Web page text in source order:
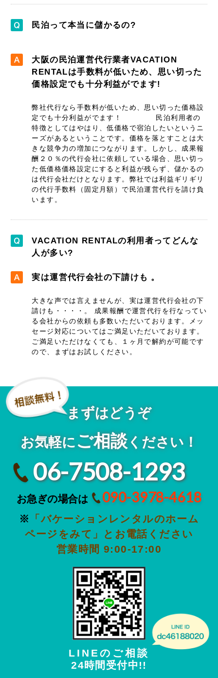
民泊って本当に儲かるの?
大阪の民泊運営代行業者VACATION
RENTALは手数料が低いため、思い切った
価格設定でも十分利益がでます!
弊社代行なら手数料が低いため、思い切った価格設
定でも十分利益がでます！ 民泊利用者の
特徴としてはやはり、低価格で宿泊したいというニ
ーズがあるということです。価格を落とすことは大
きな競争力の増加につながります。しかし、成果報
酬２０％の代行会社に依頼している場合、思い切っ
た低価格価格設定にすると利益が残らず、儲かるの
は代行会社だけとなります。弊社では利益ギリギリ
の代行手数料（固定月額）で民泊運営代行を請け負
います。
VACATION RENTALの利用者ってどんな
人が多い?
実は運営代行会社の下請けも。
大きな声では言えませんが、実は運営代行会社の下
請けも・・・・。 成果報酬で運営代行を行なってい
る会社からの依頼も多数いただいております。メッ
セージ対応についてはご満足いただいております。
ご満足いただけなくても、１ヶ月で解約が可能です
ので、まずはお試しください。
まずはどうぞ
お気軽にご相談 ください！
06-7508-1293
お急ぎの場合は 090-3978-4618
※
「バケーションレンタルのホーム
ページをみて」とお電話ください
営業時間 9:00-17:00
LINEのご相談
24時間受付中!!